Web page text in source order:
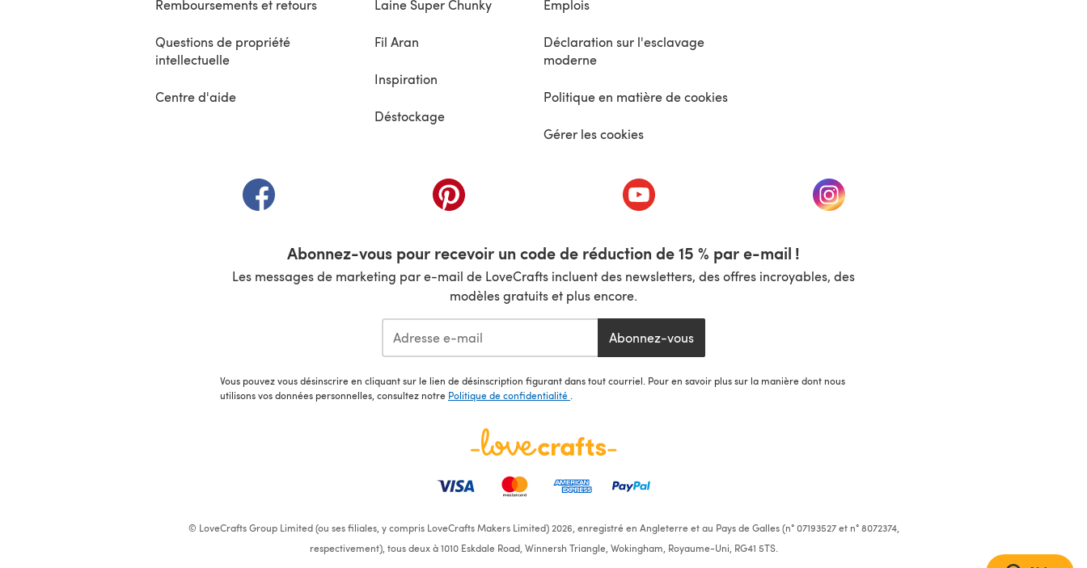
Remboursements et retours
Questions de propriété
intellectuelle
Centre d'aide
Laine Super Chunky
Fil Aran
Inspiration
Déstockage
Emplois
Déclaration sur l'esclavage
moderne
Politique en matière de cookies
Gérer les cookies
(s'ouvre dans un nouvel onglet) (s'ouvre dans un nouvel onglet) (s'ouvre dans un nouvel onglet) (s'ouvre dans un nouvel onglet)
Abonnez-vous pour recevoir un code de réduction de 15 % par e-mail !
Les messages de marketing par e-mail de LoveCrafts incluent des newsletters, des offres incroyables, des
modèles gratuits et plus encore.
Abonnez-vous
Vous pouvez vous désinscrire en cliquant sur le lien de désinscription figurant dans tout courriel. Pour en savoir plus sur la manière dont nous
utilisons vos données personnelles, consultez notre Politique de confidentialité
© LoveCrafts Group Limited (ou ses filiales, y compris LoveCrafts Makers Limited) 2026, enregistré en Angleterre et au Pays de Galles (n° 07193527 et n° 8072374,
respectivement), tous deux à 1010 Eskdale Road, Winnersh Triangle, Wokingham, Royaume-Uni, RG41 5TS.